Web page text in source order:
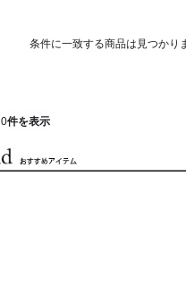
条件に一致する商品は見つかり
0件を表示